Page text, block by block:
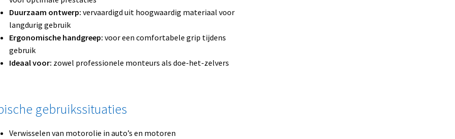
Duurzaam ontwerp: vervaardigd uit hoogwaardig materiaal voor
langdurig gebruik
Ergonomische handgreep: voor een comfortabele grip tijdens
gebruik
Ideaal voor: zowel professionele monteurs als doe-het-zelvers
gebruikssituaties
Verwisselen van motorolie in auto’s en motoren